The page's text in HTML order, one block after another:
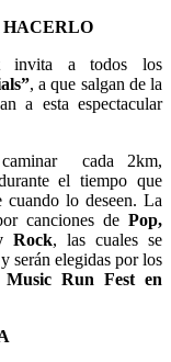
HACERLO
invita a todos los
, a que salgan de la
a esta espectacular
cada 2km,
el tiempo que
cuando lo deseen. La
canciones de Pop,
Rock, las cuales se
serán elegidas por los
Music Run Fest en